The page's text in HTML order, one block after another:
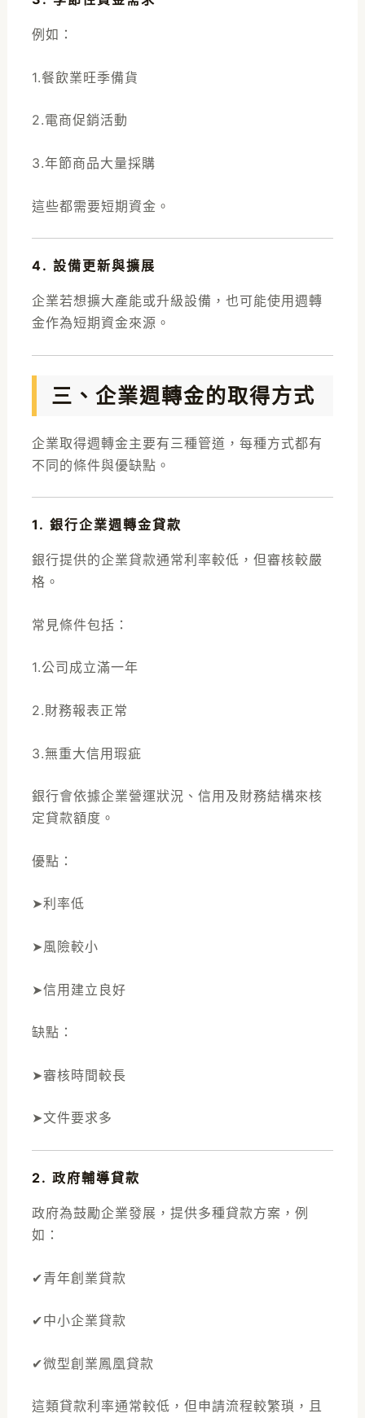
例如：
1.餐飲業旺季備貨
2.電商促銷活動
3.年節商品大量採購
這些都需要短期資金。
4. 設備更新與擴展
企業若想擴大產能或升級設備，也可能使用週轉
金作為短期資金來源。
三、企業週轉金的取得方式
企業取得週轉金主要有三種管道，每種方式都有
不同的條件與優缺點。
1. 銀行企業週轉金貸款
銀行提供的企業貸款通常利率較低，但審核較嚴
格。
常見條件包括：
1.公司成立滿一年
2.財務報表正常
3.無重大信用瑕疵
銀行會依據企業營運狀況、信用及財務結構來核
定貸款額度。
優點：
➤利率低
➤風險較小
➤信用建立良好
缺點：
➤審核時間較長
➤文件要求多
2. 政府輔導貸款
政府為鼓勵企業發展，提供多種貸款方案，例
如：
✔青年創業貸款
✔中小企業貸款
✔微型創業鳳凰貸款
這類貸款利率通常較低，但申請流程較繁瑣，且